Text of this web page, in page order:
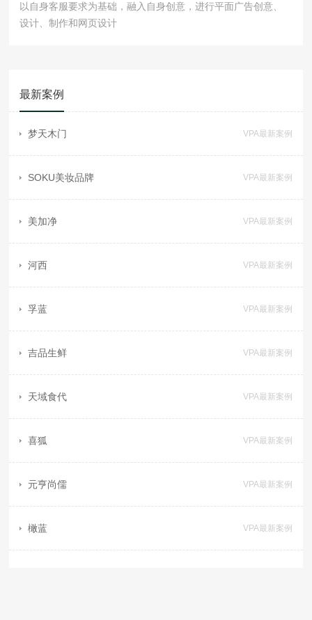
以自身客服要求为基础，融入自身创意，进行平面广告创意、
设计、制作和网页设计
最新案例
梦天木门 VPA最新案例
SOKU美妆品牌 VPA最新案例
美加净 VPA最新案例
河西 VPA最新案例
孚蓝 VPA最新案例
吉品生鲜 VPA最新案例
天域食代 VPA最新案例
喜狐 VPA最新案例
元亨尚儒 VPA最新案例
橄蓝 VPA最新案例